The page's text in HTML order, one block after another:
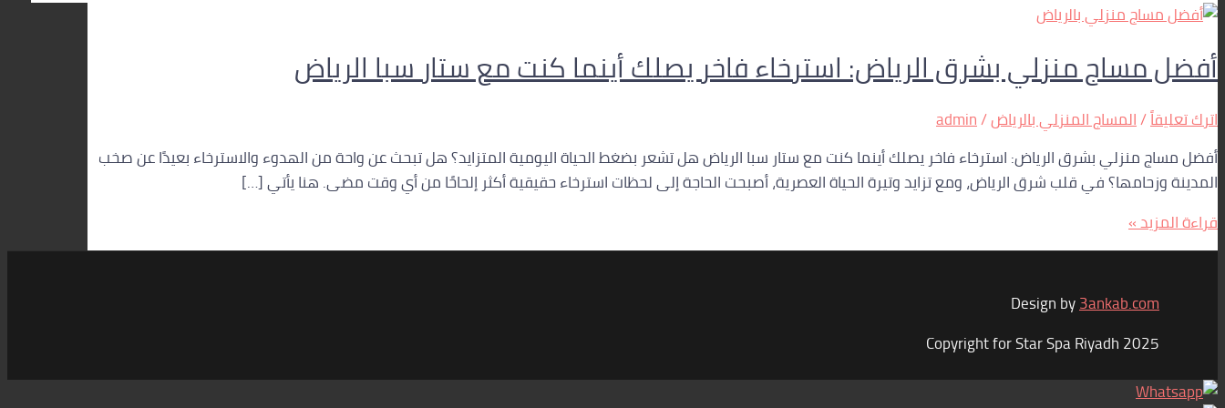
أفضل مساج منزلي بشرق الرياض: استرخاء فاخر يصلك أينما كنت مع ستار سبا الرياض
اترك تعليقاً/المساج المنزلي بالرياض/
admin
أفضل مساج منزلي بشرق الرياض: استرخاء فاخر يصلك أينما كنت مع ستار سبا الرياض هل تشعر بضغط الحياة اليومية المتزايد؟ هل تبحث عن واحة من الهدوء والاسترخاء بعيدًا عن صخب
المدينة وزحامها؟ في قلب شرق الرياض، ومع تزايد وتيرة الحياة العصرية، أصبحت الحاجة إلى لحظات استرخاء حقيقية أكثر إلحاحًا من أي وقت مضى. هنا يأتي […]
قراءة المزيد »
Design by3ankab.com
Copyright for Star Spa Riyadh 2025